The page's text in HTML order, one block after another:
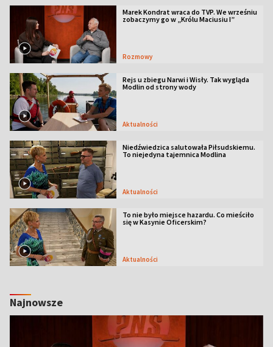
Marek Kondrat wraca do TVP. We wrześniu
zobaczymy go w „Królu Maciusiu I”
Rozmowy
Rejs u zbiegu Narwi i Wisły. Tak wygląda
Modlin od strony wody
Aktualności
Niedźwiedzica salutowała Piłsudskiemu.
To niejedyna tajemnica Modlina
Aktualności
To nie było miejsce hazardu. Co mieściło
się w Kasynie Oficerskim?
Aktualności
Najnowsze